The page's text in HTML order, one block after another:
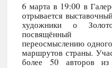
6 марта в 19:00 в
отрывается
художники о
посвящённый
переосмыслению
маршрутов страны.
более 50 авторов